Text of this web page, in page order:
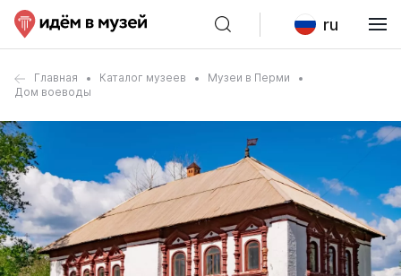
ru
Главная Каталог музеев
Музеи в Перми
Дом воеводы